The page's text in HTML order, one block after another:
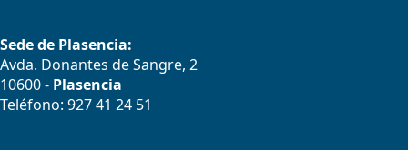
Sede de Plasencia:
Avda. Donantes de Sangre, 2
10600 - Plasencia
Teléfono: 927 41 24 51